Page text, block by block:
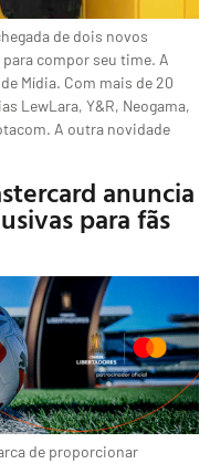
de dois novos
compor seu time. A
Mídia. Com mais de 20
LewLara, Y&R, Neogama,
A outra novidade
anuncia
para fãs
de proporcionar